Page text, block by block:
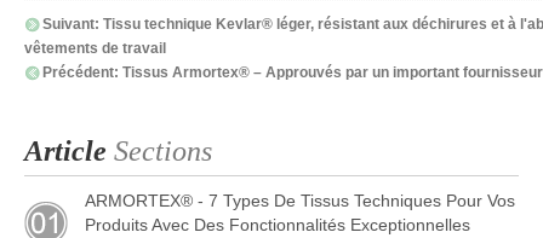
Suivant: Tissu technique Kevlar® léger, résistant aux déchirures et à
vêtements de travail
Précédent: Tissus Armortex® – Approuvés par un important
Article Sections
ARMORTEX® - 7 Types De Tissus Techniques Pour Vos
Produits Avec Des Fonctionnalités Exceptionnelles